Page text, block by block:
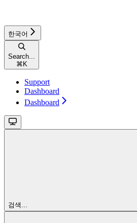
한국어
Search...
⌘ K
Support
Dashboard
Dashboard
검색...